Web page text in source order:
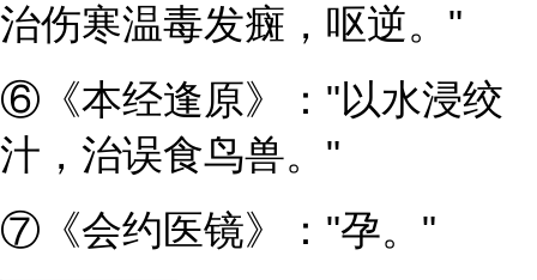
治伤寒温毒发癍，呕逆。"
⑥《本经逢原》："以水浸绞
汁，治误食鸟兽。"
⑦《会约医镜》："孕。"